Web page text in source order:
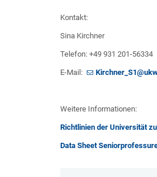
Kontakt:
Sina Kirchner
Telefon: +49 931 201-56334
E-Mail:
Weitere Informationen:
Richtlinien der Universität
Data Sheet